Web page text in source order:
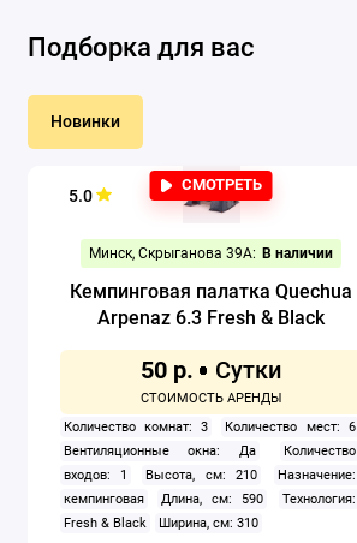
Подборка для вас
Новинки
5.0
СМОТРЕТЬ
Минск, Скрыганова 39А: В наличии
Кемпинговая палатка Quechua
Arpenaz 6.3 Fresh & Black
50 р.
Количество комнат: 3
Количество мест: 6
Вентиляционные окна: Да
Количество
входов: 1
Высота, см: 210
Назначение:
кемпинговая
Длина, см: 590
Технология:
Fresh & Black
Ширина, см: 310